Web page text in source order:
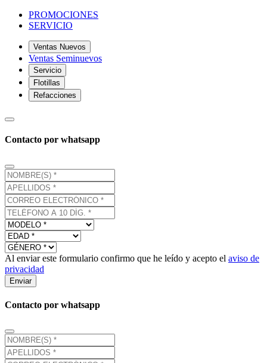
PROMOCIONES
SERVICIO
Ventas Nuevos
Ventas Seminuevos
Servicio
Flotillas
Refacciones
Contacto por whatsapp
Al enviar este formulario confirmo que he leído y acepto el aviso de
privacidad
Enviar
Contacto por whatsapp